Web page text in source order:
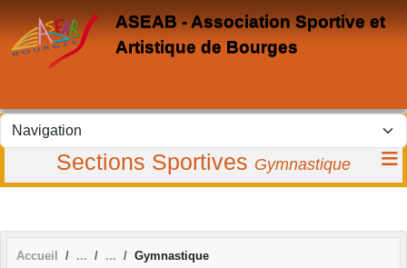
ASEAB - Association Sportive et
Artistique de Bourges
Sections Sportives Gymnastique
Accueil Gymnastique
Panneau de gestion des cookies